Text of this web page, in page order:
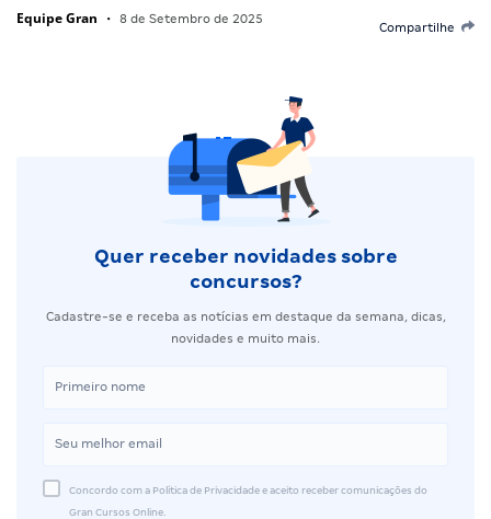
Equipe Gran • 8 de Setembro de 2025
Compartilhe
Quer receber novidades sobre
concursos?
Cadastre-se e receba as notícias em destaque da semana, dicas,
novidades e muito mais.
Concordo com a Política de Privacidade e aceito receber comunicações do
Gran Cursos Online.